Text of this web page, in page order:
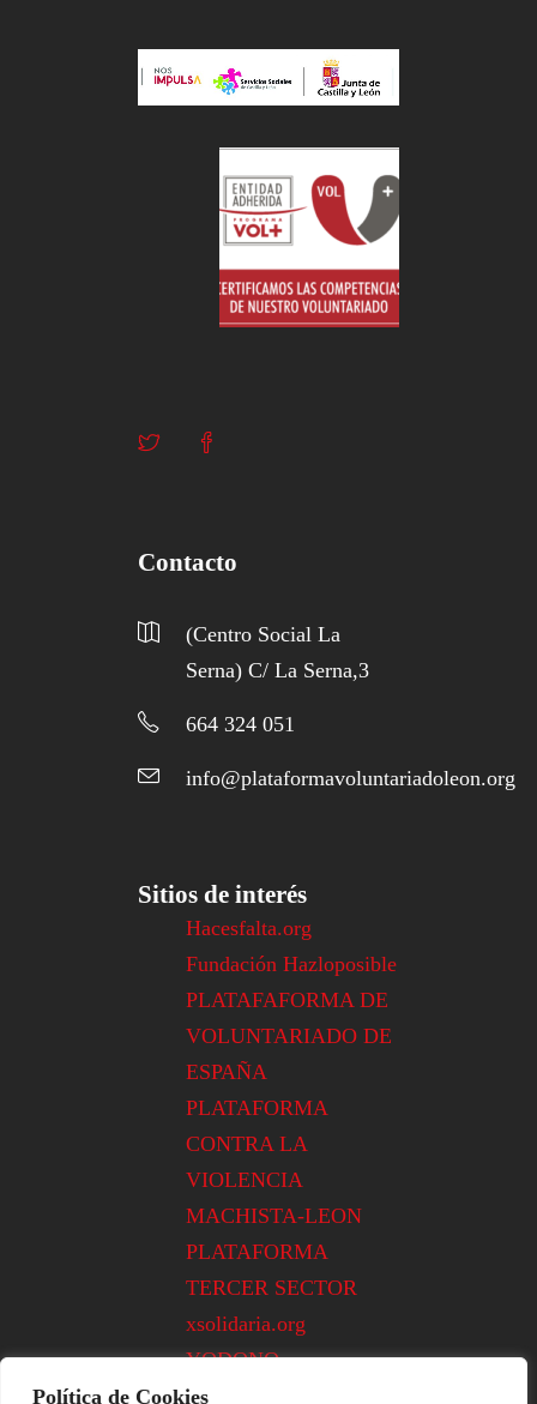
Política de Cookies
Contacto
(Centro Social La
Serna) C/ La Serna,3
664 324 051
info@plataformavoluntariadoleon.org
Sitios de interés
Hacesfalta.org
Fundación Hazloposible
PLATAFAFORMA DE
VOLUNTARIADO DE
ESPAÑA
PLATAFORMA
CONTRA LA
VIOLENCIA
MACHISTA-LEON
PLATAFORMA
TERCER SECTOR
xsolidaria.org
YODONO